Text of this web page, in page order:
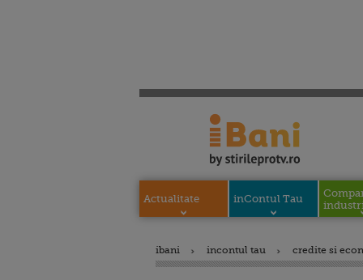
Actualitate inContul Tau
ibani incontul tau credite si